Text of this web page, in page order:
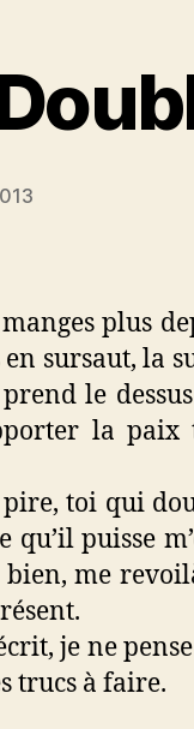
plus
sursaut, la
le
la paix
toi qui
puisse
me
je ne
trucs à faire.